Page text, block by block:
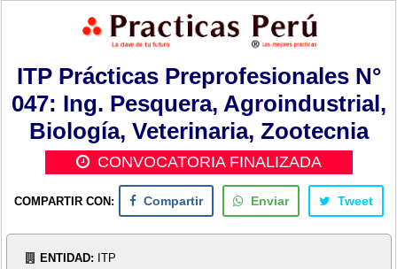
ITP Prácticas Preprofesionales N°
047: Ing. Pesquera, Agroindustrial,
Biología, Veterinaria, Zootecnia
CONVOCATORIA FINALIZADA
COMPARTIR CON: Compartir Enviar Tweet
ENTIDAD: ITP